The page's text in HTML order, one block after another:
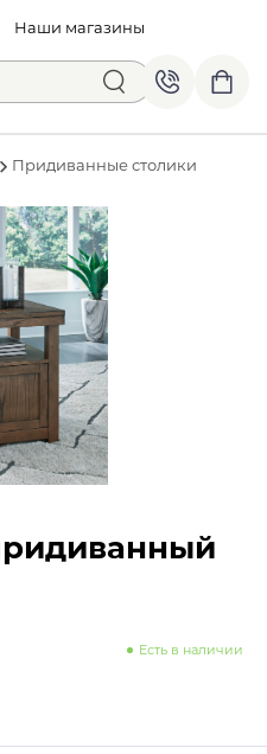
Наши магазины
Придиванные столики
Есть в наличии